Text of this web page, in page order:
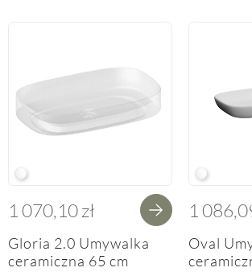
W White
1 070,10 zł
Gloria 2.0 Umywalka
ceramiczna 65 cm
W White
1
Oval